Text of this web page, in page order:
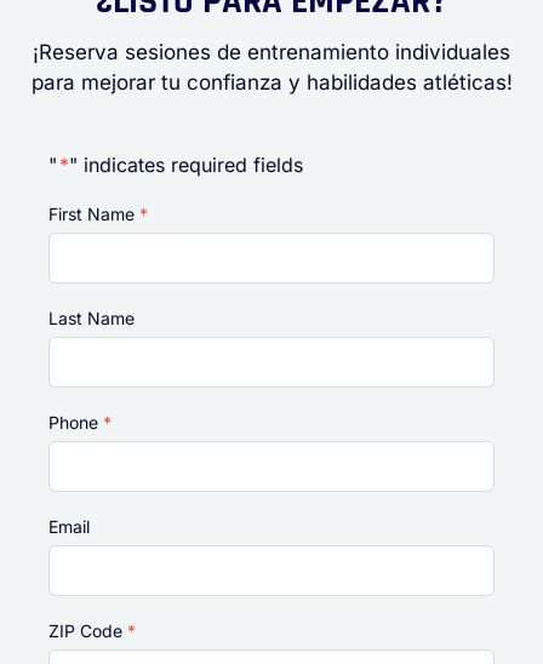
¡Reserva sesiones de entrenamiento individuales
para mejorar tu confianza y habilidades atléticas!
" *" indicates required fields
First Name *
Last Name
Phone *
Email
ZIP Code *